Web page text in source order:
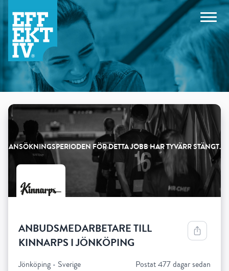
Products
ANBUDSMEDARBETARE TILL
KINNARPS I JÖNKÖPING
Jönköping • Sverige Postat 477 dagar sedan